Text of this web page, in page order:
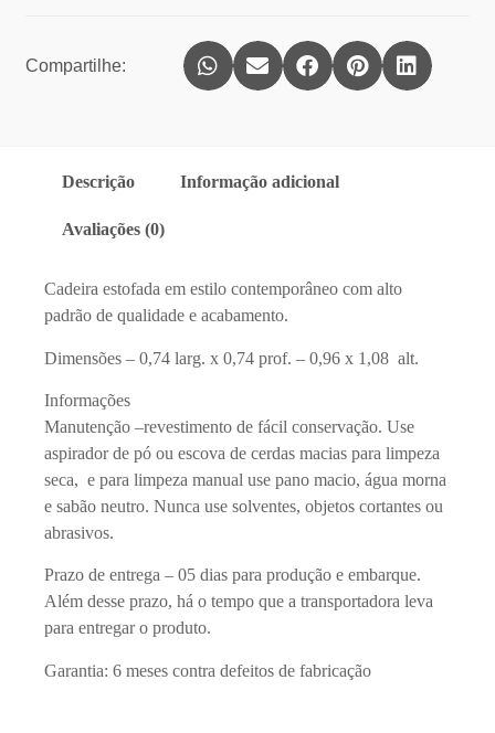
Compartilhe:
Descrição Informação adicional
Avaliações (0)
Cadeira estofada em estilo contemporâneo com alto
padrão de qualidade e acabamento.
Dimensões – 0,74 larg. x 0,74 prof. – 0,96 x 1,08 alt.
Informações
Manutenção –revestimento de fácil conservação. Use
aspirador de pó ou escova de cerdas macias para limpeza
seca, e para limpeza manual use pano macio, água morna
e sabão neutro. Nunca use solventes, objetos cortantes ou
abrasivos.
Prazo de entrega – 05 dias para produção e embarque.
Além desse prazo, há o tempo que a transportadora leva
para entregar o produto.
Garantia: 6 meses contra defeitos de fabricação